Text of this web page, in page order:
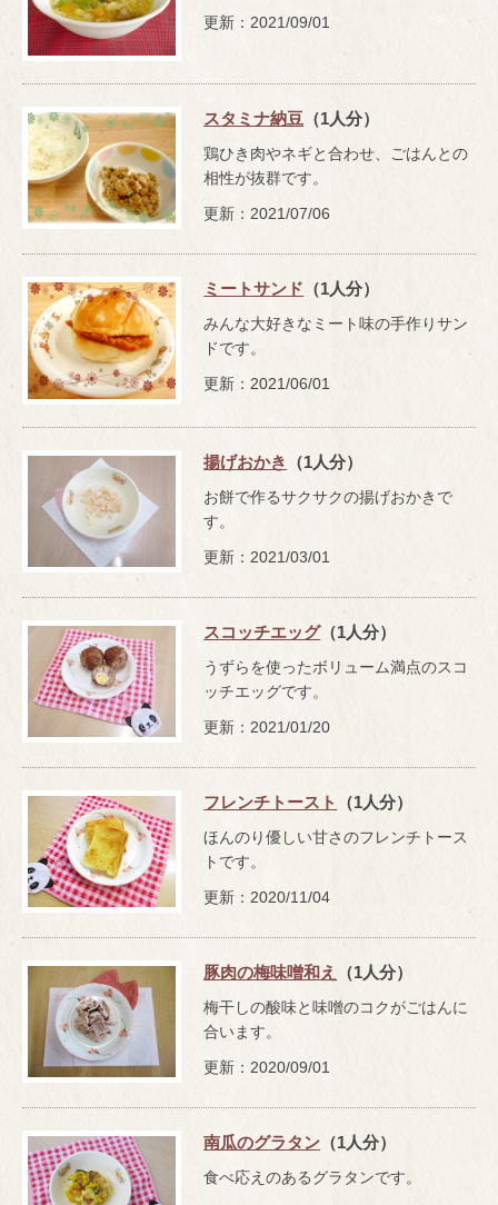
更新：2021/09/01
スタミナ納豆 （1人分）
鶏ひき肉やネギと合わせ、ごはんとの
相性が抜群です。
更新：2021/07/06
ミートサンド （1人分）
みんな大好きなミート味の手作りサン
ドです。
更新：2021/06/01
揚げおかき （1人分）
お餅で作るサクサクの揚げおかきで
す。
更新：2021/03/01
スコッチエッグ（1人分）
うずらを使ったボリューム満点のスコ
ッチエッグです。
更新：2021/01/20
フレンチトースト （1人分）
ほんのり優しい甘さのフレンチトース
トです。
更新：2020/11/04
豚肉の梅味噌和え （1人分）
梅干しの酸味と味噌のコクがごはんに
合います。
更新：2020/09/01
南瓜のグラタン （1人分）
食べ応えのあるグラタンです。